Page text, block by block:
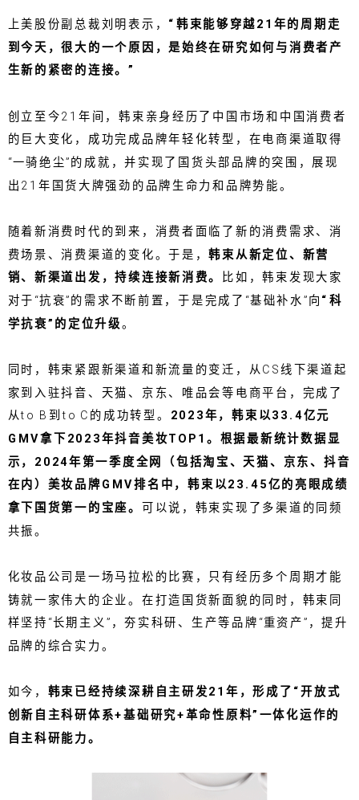
上美股份副总裁刘明表示， “韩束能够穿越21年的周期走
到今天，很大的一个原因，是始终在研究如何与消费者产
生新的紧密的连接。”
创立至今21年间，韩束亲身经历了中国市场和中国消费者
的巨大变化，成功完成品牌年轻化转型，在电商渠道取得
“一骑绝尘”的成就，并实现了国货头部品牌的突围，展现
出21年国货大牌强劲的品牌生命力和品牌势能。
随着新消费时代的到来，消费者面临了新的消费需求、消
费场景、消费渠道的变化。于是，韩束从新定位、新营
销、新渠道出发，持续连接新消费。
比如，韩束发现大家
对于“抗衰”的需求不断前置，于是完成了“基础补水”向 “科
学抗衰”的定位升级。
同时，韩束紧跟新渠道和新流量的变迁，从CS线下渠道起
家到入驻抖音、天猫、京东、唯品会等电商平台，完成了
从to B到to C的成功转型。 2023年，韩束以33.4亿元
GMV拿下2023年抖音美妆TOP1。根据最新统计数据显
示，2024年第一季度全网（包括淘宝、天猫、京东、抖音
在内）美妆品牌GMV排名中，韩束以23.45亿的亮眼成绩
拿下国货第一的宝座。
可以说，韩束实现了多渠道的同频
共振。
化妆品公司是一场马拉松的比赛，只有经历多个周期才能
铸就一家伟大的企业。在打造国货新面貌的同时，韩束同
样坚持“长期主义”，夯实科研、生产等品牌“重资产”，提升
品牌的综合实力。
如今， 韩束已经持续深耕自主研发21年，形成了“开放式
创新自主科研体系+基础研究+革命性原料”一体化运作的
自主科研能力。